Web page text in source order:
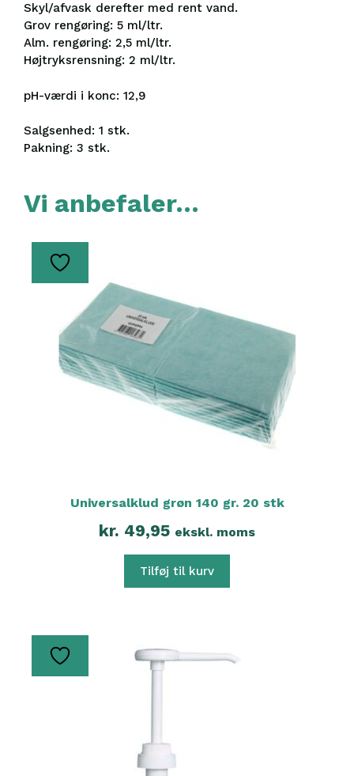
Skyl/afvask derefter med rent vand.
Grov rengøring: 5 ml/ltr.
Alm. rengøring: 2,5 ml/ltr.
Højtryksrensning: 2 ml/ltr.
pH-værdi i konc: 12,9
Salgsenhed: 1 stk.
Pakning: 3 stk.
Vi anbefaler…
Universalklud grøn 140 gr. 20 stk
kr. 49,95 ekskl. moms
Tilføj til kurv